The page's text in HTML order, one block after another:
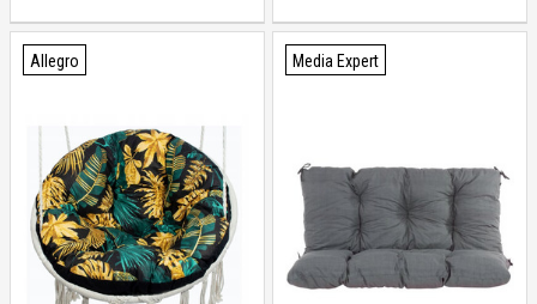
Allegro Media Expert